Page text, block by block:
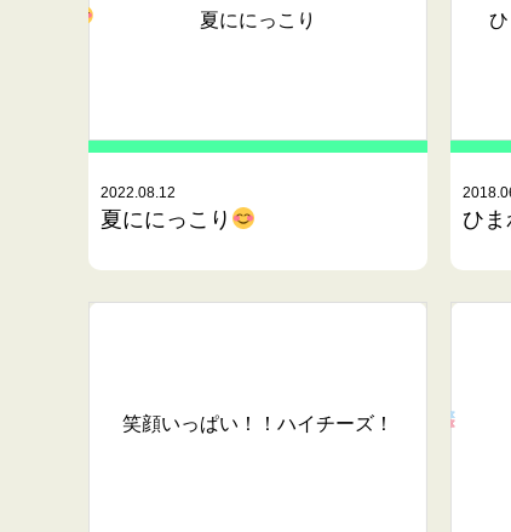
夏ににっこり
2022.08.12
夏ににっこり ひま
笑顔いっぱい！！ハイチーズ！